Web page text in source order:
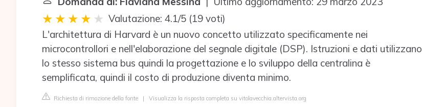
Valutazione: 4.1/5 (19 voti)
L'architettura di Harvard è un nuovo concetto utilizzato specificamente nei
microcontrollori e nell'elaborazione del segnale digitale (DSP). Istruzioni e dati utilizzano
lo stesso sistema bus quindi la progettazione e lo sviluppo della centralina è
semplificata, quindi il costo di produzione diventa minimo.
Richiesta di rimozione della fonte | Visualizza la risposta completa su vitolavecchia.altervista.org